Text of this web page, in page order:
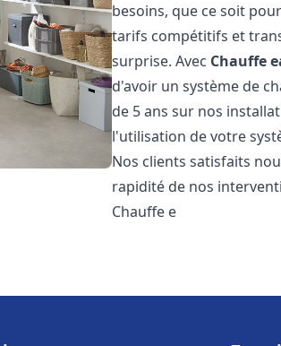
besoins, que ce soit
tarifs compétitifs et
surprise. Avec Chauffe
d'avoir un système de
de 5 ans sur nos
l'utilisation de votre
Nos clients satisfaits
rapidité de nos
Chauffe e